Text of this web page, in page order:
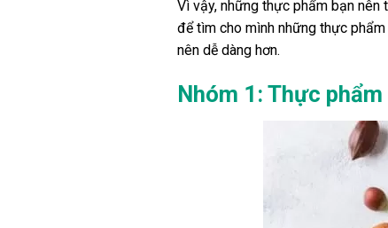
Vì vậy, những thực phẩm bạn
để tìm cho mình những thực
nên dễ dàng hơn.
Nhóm 1: Thực